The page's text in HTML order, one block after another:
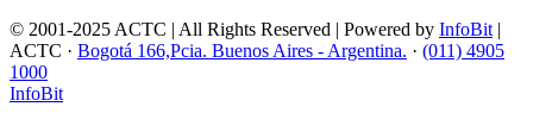
© 2001-2025 ACTC | All Rights Reserved | Powered by InfoBit |
ACTC · Bogotá 166,Pcia. Buenos Aires - Argentina. · (011) 4905
1000
InfoBit